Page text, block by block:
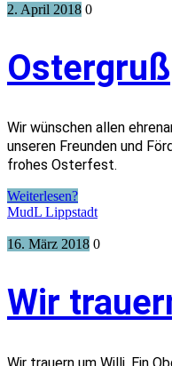
2. April 2018 0
Ostergruß
Wir wünschen allen
unseren Freunden und
frohes Osterfest.
Weiterlesen?
MudL Lippstadt
16. März 2018 0
Wir
Wir trauern um Willi. Ein